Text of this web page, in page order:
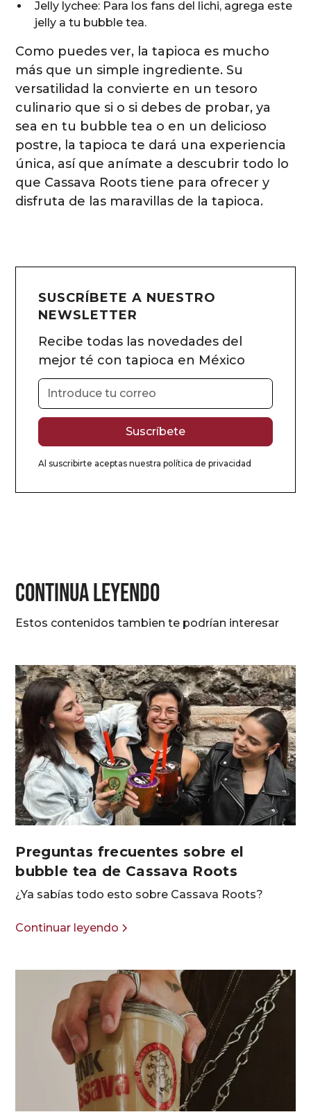
Jelly lychee: Para los fans del lichi, agrega este
jelly a tu bubble tea.
Como puedes ver, la tapioca es mucho
más que un simple ingrediente. Su
versatilidad la convierte en un tesoro
culinario que si o si debes de probar, ya
sea en tu bubble tea o en un delicioso
postre, la tapioca te dará una experiencia
única, así que anímate a descubrir todo lo
que Cassava Roots tiene para ofrecer y
disfruta de las maravillas de la tapioca.
SUSCRÍBETE A NUESTRO
NEWSLETTER
Recibe todas las novedades del
mejor té con tapioca en México
Al suscribirte aceptas nuestrapolítica de privacidad
CONTINUA LEYENDO
Estos contenidos tambien te podrían interesar
Preguntas frecuentes sobre el
bubble tea de Cassava Roots
¿Ya sabías todo esto sobre Cassava Roots?
Continuar leyendo